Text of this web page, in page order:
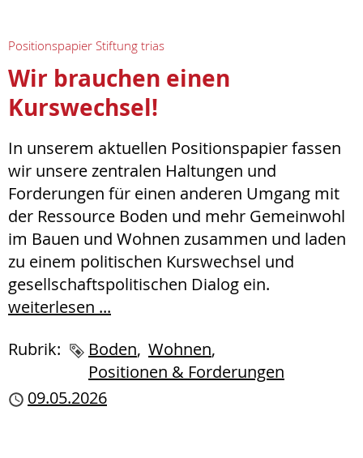
Positionspapier Stiftung trias
Wir brauchen einen
Kurswechsel!
In unserem aktuellen Positionspapier fassen
wir unsere zentralen Haltungen und
Forderungen für einen anderen Umgang mit
der Ressource Boden und mehr Gemeinwohl
im Bauen und Wohnen zusammen und laden
zu einem politischen Kurswechsel und
gesellschaftspolitischen Dialog ein.
weiterlesen ...
Rubrik:
Schlagworte
Boden Wohnen
Positionen & Forderungen
Publiziert
09.05.2026